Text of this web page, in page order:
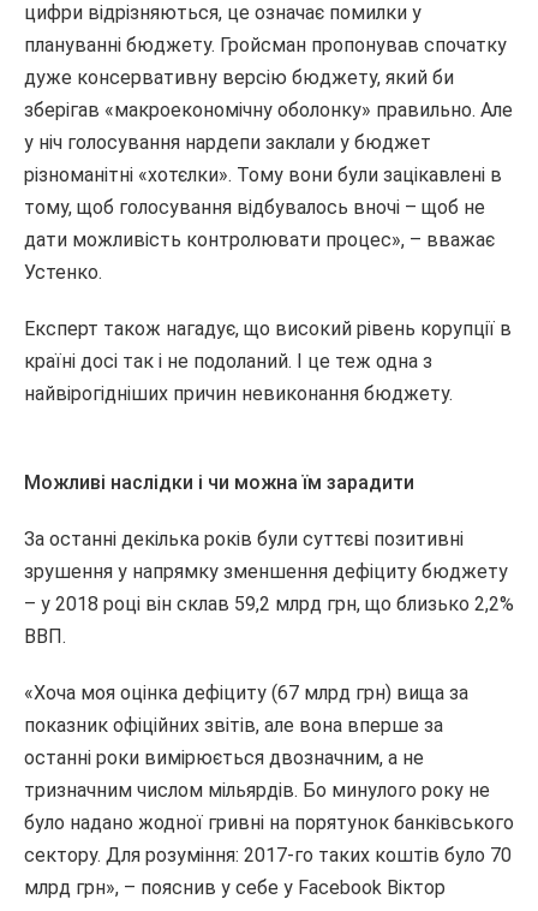
цифри відрізняються, це означає помилки у
плануванні бюджету. Гройсман пропонував спочатку
дуже консервативну версію бюджету, який би
зберігав «макроекономічну оболонку» правильно. Але
у ніч голосування нардепи заклали у бюджет
різноманітні «хотєлки». Тому вони були зацікавлені в
тому, щоб голосування відбувалось вночі – щоб не
дати можливість контролювати процес», – вважає
Устенко.
Експерт також нагадує, що високий рівень корупції в
країні досі так і не подоланий. І це теж одна з
найвірогідніших причин невиконання бюджету.
Можливі наслідки і чи можна їм зарадити
За останні декілька років були суттєві позитивні
зрушення у напрямку зменшення дефіциту бюджету
– у 2018 році він склав 59,2 млрд грн, що близько 2,2%
ВВП.
«Хоча моя оцінка дефіциту (67 млрд грн) вища за
показник офіційних звітів, але вона вперше за
останні роки вимірюється двозначним, а не
тризначним числом мільярдів. Бо минулого року не
було надано жодної гривні на порятунок банківського
сектору. Для розуміння: 2017-го таких коштів було 70
млрд грн», – пояснив у себе у Facebook Віктор